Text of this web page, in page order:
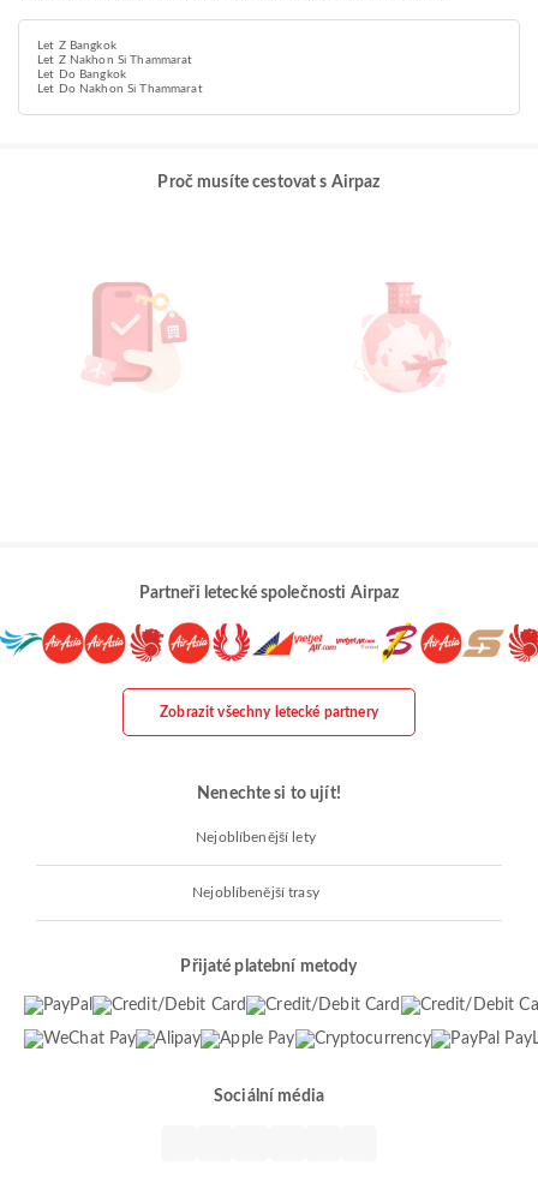
Let Z Bangkok
Let Z Nakhon Si Thammarat
Let Do Bangkok
Let Do Nakhon Si Thammarat
Proč musíte cestovat s Airpaz
Partneři letecké společnosti Airpaz
Zobrazit všechny letecké partnery
Nenechte si to ujít!
Nejoblíbenější lety
Nejoblíbenější trasy
Přijaté platební metody
Sociální média